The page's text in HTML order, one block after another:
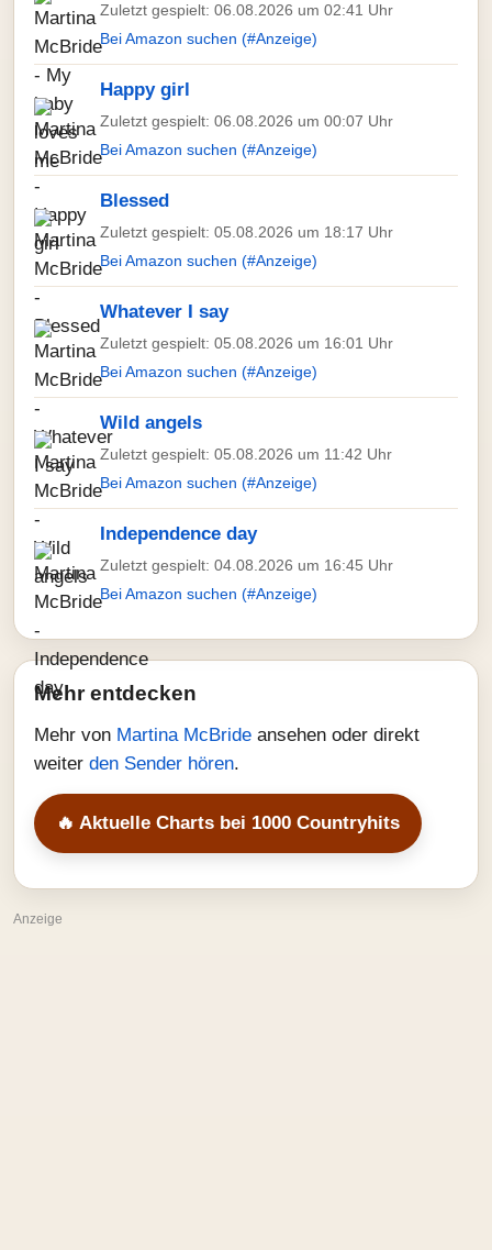
Zuletzt gespielt: 06.08.2026 um 02:41 Uhr
Bei Amazon suchen (#Anzeige)
Happy girl
Zuletzt gespielt: 06.08.2026 um 00:07 Uhr
Bei Amazon suchen (#Anzeige)
Blessed
Zuletzt gespielt: 05.08.2026 um 18:17 Uhr
Bei Amazon suchen (#Anzeige)
Whatever I say
Zuletzt gespielt: 05.08.2026 um 16:01 Uhr
Bei Amazon suchen (#Anzeige)
Wild angels
Zuletzt gespielt: 05.08.2026 um 11:42 Uhr
Bei Amazon suchen (#Anzeige)
Independence day
Zuletzt gespielt: 04.08.2026 um 16:45 Uhr
Bei Amazon suchen (#Anzeige)
Mehr entdecken
Mehr von Martina McBride ansehen oder direkt
weiter den Sender hören.
🔥 Aktuelle Charts bei 1000 Countryhits
Anzeige